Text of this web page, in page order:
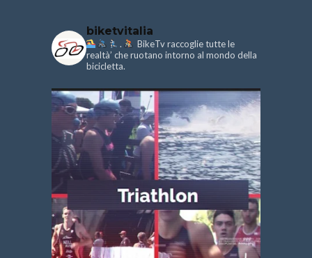
biketvitalia
.
BikeTv raccoglie tutte le
realtà’ che ruotano intorno al mondo della
bicicletta.